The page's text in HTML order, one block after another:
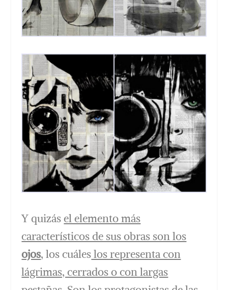
Y quizásel elemento más
característicos de sus obras son los
ojos, los cuáleslos representa con
lágrimas, cerrados o con largas